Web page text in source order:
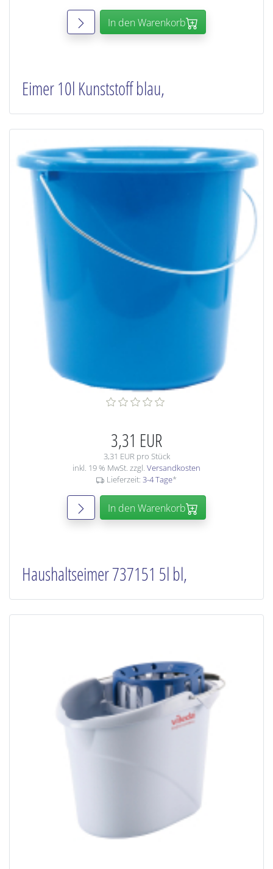
In den Warenkorb
Eimer 10l Kunststoff blau,
3,31 EUR
3,31 EUR pro Stück
inkl. 19 % MwSt. zzgl. Versandkosten
Lieferzeit: 3-4 Tage*
In den Warenkorb
Haushaltseimer 737151 5l bl,